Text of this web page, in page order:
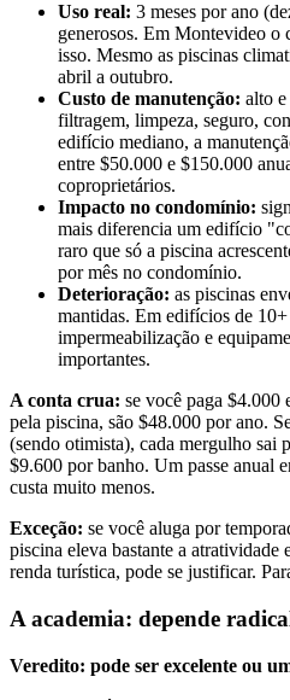
Uso real: 3 meses por ano
generosos. Em Montevideo o
isso. Mesmo as piscinas
abril a outubro.
Custo de manutenção: alto
filtragem, limpeza, seguro,
edifício mediano, a
entre $50.000 e $150.000
coproprietários.
Impacto no condomínio:
mais diferencia um edifício
raro que só a piscina
por mês no condomínio.
Deterioração: as piscinas
mantidas. Em edifícios de 10+
impermeabilização e
importantes.
A conta crua: se você paga $4.000
pela piscina, são $48.000 por ano.
(sendo otimista), cada mergulho sai
$9.600 por banho. Um passe anual
custa muito menos.
Exceção: se você aluga por
piscina eleva bastante a atratividade
renda turística, pode se justificar.
A academia: depende
Veredito: pode ser excelente ou